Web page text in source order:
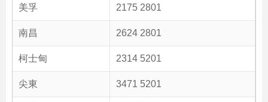
美孚 2175 2801
南昌 2624 2801
柯士甸 2314 5201
尖東 3471 5201